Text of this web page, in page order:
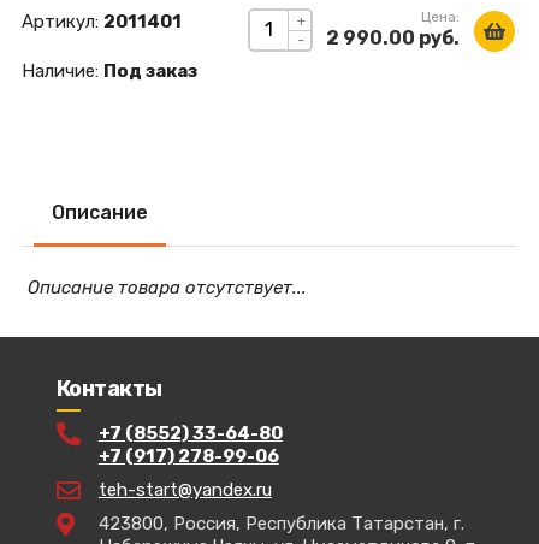
+
-
Цена:
2 990.00 руб.
Артикул: 2011401
Наличие: Под заказ
Описание
Описание товара отсутствует...
Контакты
+7 (8552) 33-64-80
+7 (917) 278-99-06
teh-start@yandex.ru
423800, Россия, Республика Татарстан, г.